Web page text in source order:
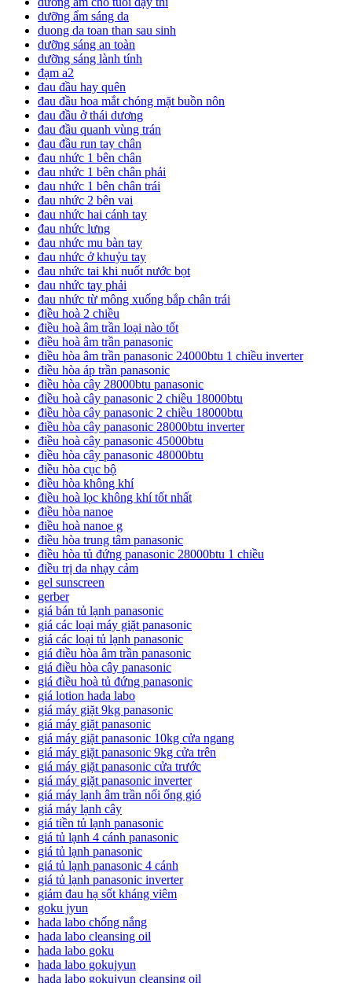
dưỡng ẩm sáng da
duong da toan than sau sinh
dưỡng sáng an toàn
dưỡng sáng lành tính
đạm a2
đau đầu hay quên
đau đầu hoa mắt chóng mặt buồn nôn
đau đầu ở thái dương
đau đầu quanh vùng trán
đau đầu run tay chân
đau nhức 1 bên chân
đau nhức 1 bên chân phải
đau nhức 1 bên chân trái
đau nhức 2 bên vai
đau nhức hai cánh tay
đau nhức lưng
đau nhức mu bàn tay
đau nhức ở khuỷu tay
đau nhức tai khi nuốt nước bọt
đau nhức tay phải
đau nhức từ mông xuống bắp chân trái
điều hoà 2 chiều
điều hoà âm trần loại nào tốt
điều hoà âm trần panasonic
điều hòa âm trần panasonic 24000btu 1 chiều inverter
điều hòa áp trần panasonic
điều hòa cây 28000btu panasonic
điều hoà cây panasonic 2 chiều 18000btu
điều hòa cây panasonic 2 chiều 18000btu
điều hòa cây panasonic 28000btu inverter
điều hoà cây panasonic 45000btu
điều hòa cây panasonic 48000btu
điều hòa cục bộ
điều hòa không khí
điều hoà lọc không khí tốt nhất
điều hòa nanoe
điều hoà nanoe g
điều hòa trung tâm panasonic
điều hòa tủ đứng panasonic 28000btu 1 chiều
điều trị da nhạy cảm
gel sunscreen
gerber
giá bán tủ lạnh panasonic
giá các loại máy giặt panasonic
giá các loại tủ lạnh panasonic
giá điều hòa âm trần panasonic
giá điều hòa cây panasonic
giá điều hoà tủ đứng panasonic
giá lotion hada labo
giá máy giặt 9kg panasonic
giá máy giặt panasonic
giá máy giặt panasonic 10kg cửa ngang
giá máy giặt panasonic 9kg cửa trên
giá máy giặt panasonic cửa trước
giá máy giặt panasonic inverter
giá máy lạnh âm trần nối ống gió
giá máy lạnh cây
giá tiền tủ lạnh panasonic
giá tủ lạnh 4 cánh panasonic
giá tủ lạnh panasonic
giá tủ lạnh panasonic 4 cánh
giá tủ lạnh panasonic inverter
giảm đau hạ sốt kháng viêm
goku jyun
hada labo chống nắng
hada labo cleansing oil
hada labo goku
hada labo gokujyun
hada labo gokujyun cleansing oil